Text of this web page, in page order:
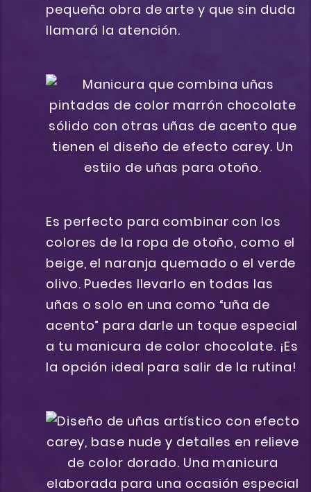
pequeña obra de arte y que sin duda
llamará la atención.
Es perfecto para combinar con los
colores de la ropa de otoño, como el
beige, el naranja quemado o el verde
olivo. Puedes llevarlo en todas las
uñas o solo en una como “uña de
acento” para darle un toque especial
a tu manicura de color chocolate. ¡Es
la opción ideal para salir de la rutina!